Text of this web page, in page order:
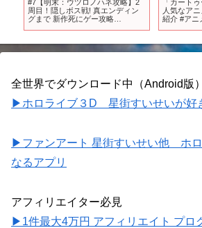
#7【明末：ウツロノハネ攻略】2
周目！隠しボス戦! 真エンディン
グまで 新作死にゲー攻略
「カート
人気なア
紹介 #アニ
全世界でダウンロード中（Android版）
▶ホロライブ３D 星街すいせいが好
▶ファンアート 星街すいせい他 ホ
なるアプリ
アフィリエイター必見
▶1件最大4万円 アフィリエイト プロ